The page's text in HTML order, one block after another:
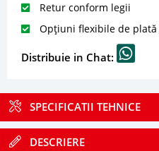
Retur conform legii
Opțiuni flexibile de plată
Distribuie in Chat:
SPECIFICATII TEHNICE
DESCRIERE